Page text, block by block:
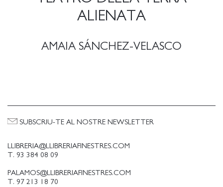
ALIENATA
AMAIA SÁNCHEZ-VELASCO
LLIBRERIA@LLIBRERIAFINESTRES.COM
T. 93 384 08 09
PALAMOS@LLIBRERIAFINESTRES.COM
T. 97 213 18 70
SUBSCRIU-TE AL NOSTRE NEWSLETTER